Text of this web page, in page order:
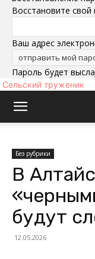
Восстановите свой
Ваш адрес
Пароль будет
Сельский труженик
Без рубрики
В
будут
12.05.2026